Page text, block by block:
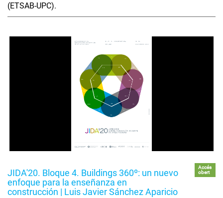
(ETSAB-UPC).
JIDA'20. Bloque 4. Buildings 360º: un nuevo
enfoque para la enseñanza en
construcción | Luis Javier Sánchez Aparicio
Accés
obert